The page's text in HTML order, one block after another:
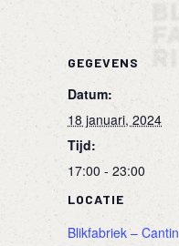
GEGEVENS
Datum:
18 januari, 2024
Tijd:
17:00 - 23:00
LOCATIE
Blikfabriek – Cantin